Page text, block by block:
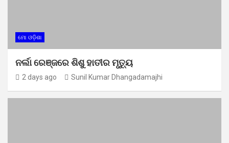
ମୋ ଓଡ଼ିଶା
ନର୍ଲା ରେଞ୍ଜରେ ଶିଶୁ ହାତୀର ମୃତ୍ୟୁ
2 days ago Sunil Kumar Dhangadamajhi